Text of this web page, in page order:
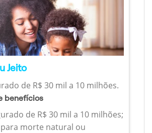
Jeito
de R$ 30 mil a 10 milhões.
benefícios
de R$ 30 mil a 10 milhões;
morte natural ou